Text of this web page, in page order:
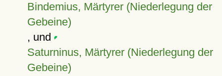
Bindemius, Märtyrer (Niederlegung der
Gebeine)
, und
Saturninus, Märtyrer (Niederlegung der
Gebeine)